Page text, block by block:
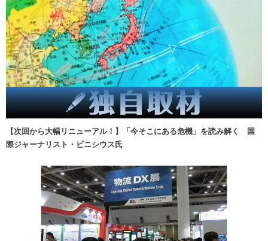
【次回から大幅リニューアル！】「今そこにある危機」を読み解く 国
際ジャーナリスト・ビニシウス氏